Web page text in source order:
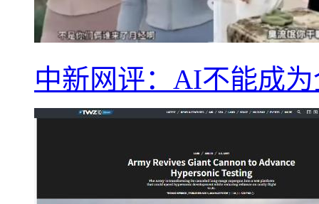
中新网评：AI不能成